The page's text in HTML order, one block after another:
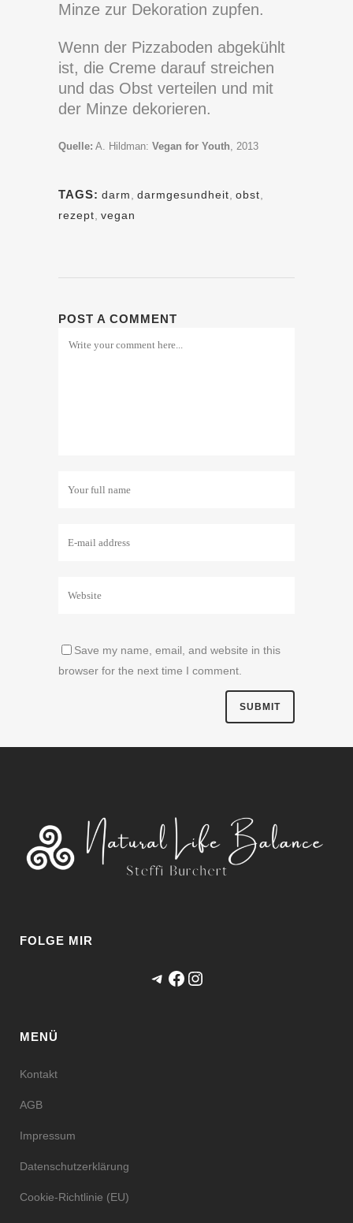
Minze zur Dekoration zupfen.
Wenn der Pizzaboden abgekühlt
ist, die Creme darauf streichen
und das Obst verteilen und mit
der Minze dekorieren.
Quelle: A. Hildman: Vegan for Youth, 2013
TAGS: darm darmgesundheit obst
rezept vegan
POST A COMMENT
Save my name, email, and website in this
browser for the next time I comment.
FOLGE MIR
Telegram
Facebook
Instagram
MENÜ
Kontakt
AGB
Impressum
Datenschutzerklärung
Cookie-Richtlinie (EU)